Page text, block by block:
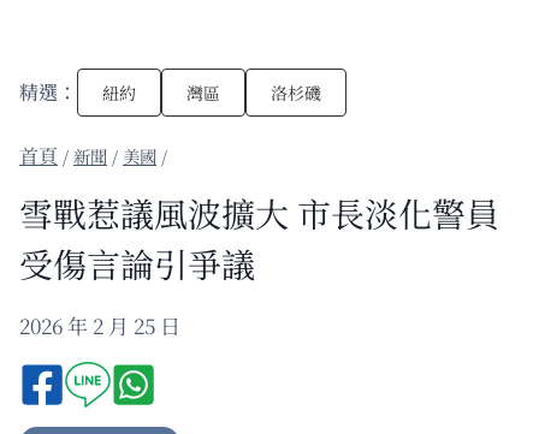
精選： 紐約 灣區 洛杉磯
/新聞 / 美國 /
雪戰惹議風波擴大 市長淡化警員
受傷言論引爭議
2026 年 2 月 25 日